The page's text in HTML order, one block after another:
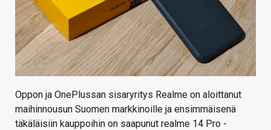
Oppon ja OnePlussan sisaryritys Realme on aloittanut
maihinnousun Suomen markkinoille ja ensimmäisenä
täkäläisiin kauppoihin on saapunut realme 14 Pro -